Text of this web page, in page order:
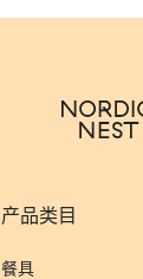
产品类目
餐具